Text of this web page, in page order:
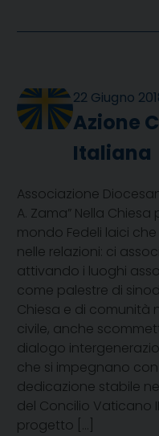
22 Giugno
Azione
Italiana
Associazione
A. Zama” Nella Chiesa
mondo Fedeli laici
nelle relazioni: ci
attivando i luoghi
come palestre di
Chiesa e di comunità
civile, anche
dialogo
che si impegnano con
dedicazione stabile
del Concilio Vaticano
progetto […]